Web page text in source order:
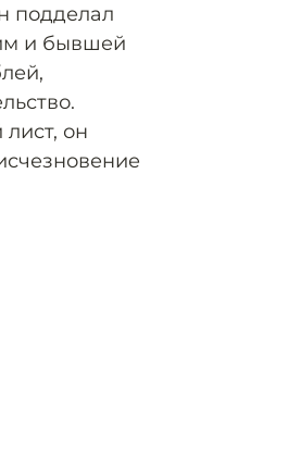
подделал
и бывшей
он